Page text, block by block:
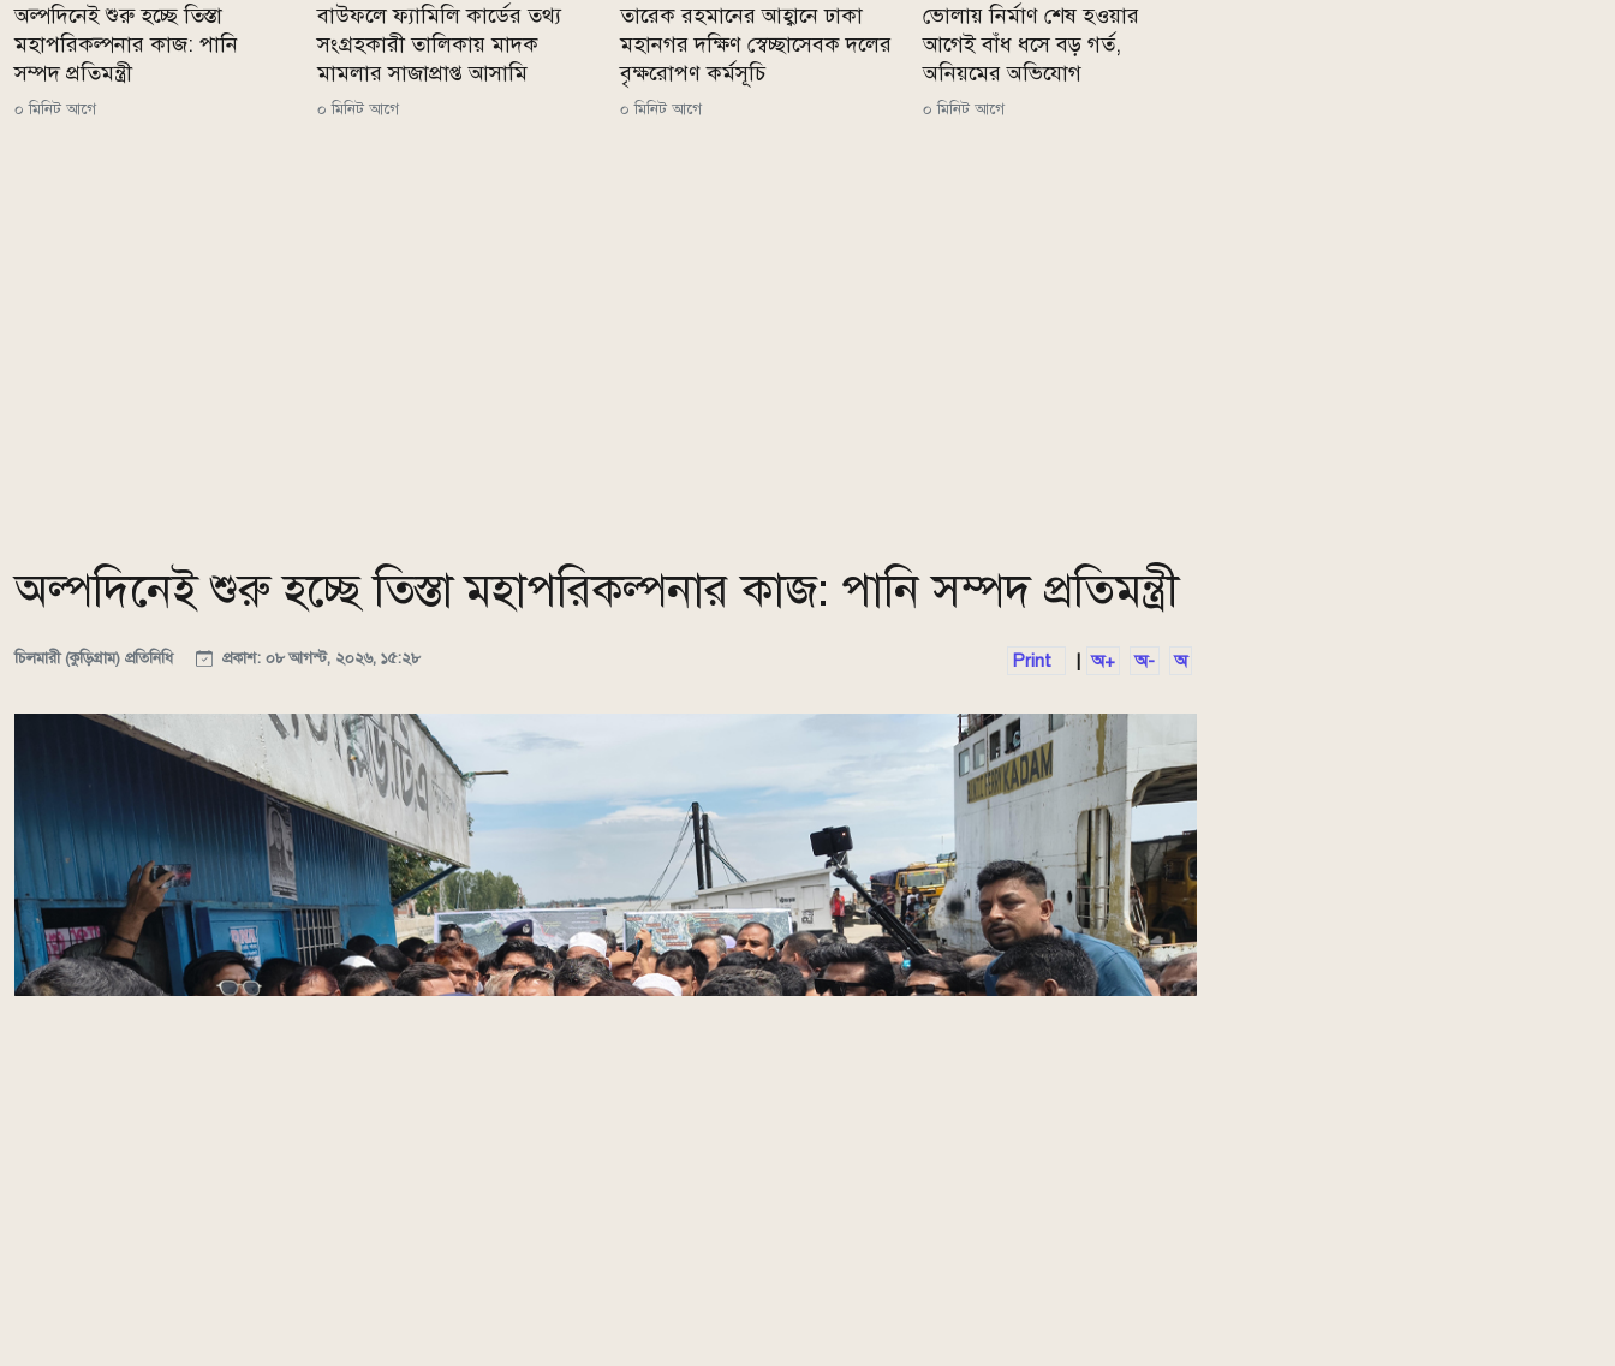
অল্পদিনেই শুরু হচ্ছে তিস্তা
মহাপরিকল্পনার কাজ: পানি
সম্পদ প্রতিমন্ত্রী
০ মিনিট আগে
বাউফলে ফ্যামিলি কার্ডের তথ্য
সংগ্রহকারী তালিকায় মাদক
মামলার সাজাপ্রাপ্ত আসামি
০ মিনিট আগে
তারেক রহমানের আহ্বানে ঢাকা
মহানগর দক্ষিণ স্বেচ্ছাসেবক দলের
বৃক্ষরোপণ কর্মসূচি
০ মিনিট আগে
ভোলায় নির্মাণ শেষ হওয়ার
আগেই বাঁধ ধসে বড় গর্ত,
অনিয়মের অভিযোগ
০ মিনিট আগে
অল্পদিনেই শুরু হচ্ছে তিস্তা মহাপরিকল্পনার কাজ: পানি সম্পদ প্রতিমন্ত্রী
চিলমারী (কুড়িগ্রাম) প্রতিনিধি প্রকাশ: ০৮ আগস্ট, ২০২৬, ১৫:২৮ Print | অ+ অ- অ